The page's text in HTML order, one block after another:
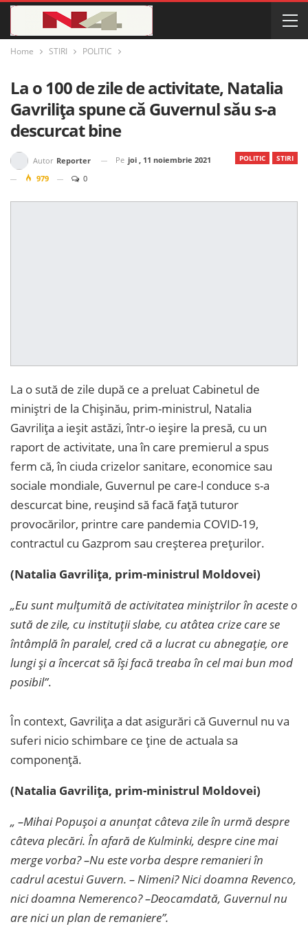
Home STIRI POLITIC
La o 100 de zile de activitate, Natalia
Gavrilița spune că Guvernul său s-a
descurcat bine
POLITIC STIRI
Autor Reporter Pe joi , 11 noiembrie 2021
979
0
La o sută de zile după ce a preluat Cabinetul de
miniștri de la Chișinău, prim-ministrul, Natalia
Gavrilița a ieșit astăzi, într-o ieșire la presă, cu un
raport de activitate, una în care premierul a spus
ferm că, în ciuda crizelor sanitare, economice sau
sociale mondiale, Guvernul pe care-l conduce s-a
descurcat bine, reușind să facă față tuturor
provocărilor, printre care pandemia COVID-19,
contractul cu Gazprom sau creșterea prețurilor.
(Natalia Gavrilița, prim-ministrul Moldovei)
„Eu sunt mulțumită de activitatea miniștrilor în aceste o
sută de zile, cu instituții slabe, cu atâtea crize care se
întâmplă în paralel, cred că a lucrat cu abnegație, ore
lungi și a încercat să își facă treaba în cel mai bun mod
posibil”.
În context, Gavrilița a dat asigurări că Guvernul nu va
suferi nicio schimbare ce ține de actuala sa
componență.
(Natalia Gavrilița, prim-ministrul Moldovei)
„ –Mihai Popușoi a anunțat câteva zile în urmă despre
câteva plecări. În afară de Kulminki, despre cine mai
merge vorba? –Nu este vorba despre remanieri în
cadrul acestui Guvern. – Nimeni? Nici doamna Revenco,
nici doamna Nemerenco? –Deocamdată, Guvernul nu
are nici un plan de remaniere”.